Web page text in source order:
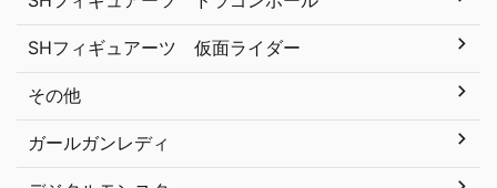
SHフィギュアーツ 仮面ライダー
その他
ガールガンレディ